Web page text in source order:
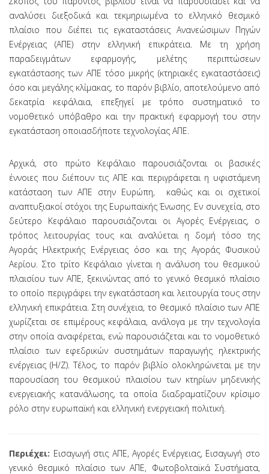
αναλύσει διεξοδικά και τεκμηριωμένα το ελληνικό θεσμικό
πλαίσιο που διέπει τις εγκαταστάσεις Ανανεώσιμων Πηγών
Ενέργειας (ΑΠΕ) στην ελληνική επικράτεια. Με τη χρήση
παραδειγμάτων εφαρμογής, μελέτης περιπτώσεων
εγκατάστασης των ΑΠΕ τόσο μικρής (κτηριακές εγκαταστάσεις)
όσο και μεγάλης κλίμακας, το παρόν βιβλίο, αποτελούμενο από
δεκατρία κεφάλαια, επεξηγεί με τρόπο συστηματικό το
νομοθετικό υπόβαθρο και την πρακτική εφαρμογή του στην
εγκατάσταση οποιασδήποτε τεχνολογίας ΑΠΕ.
Αρχικά, στο πρώτο Κεφάλαιο παρουσιάζονται οι βασικές
έννοιες που διέπουν τις ΑΠΕ και περιγράφεται η υφιστάμενη
κατάσταση των ΑΠΕ στην Ευρώπη, καθώς και οι σχετικοί
αναπτυξιακοί στόχοι της Ευρωπαϊκής Ένωσης. Εν συνεχεία, στο
δεύτερο Κεφάλαιο παρουσιάζονται οι Αγορές Ενέργειας, ο
τρόπος λειτουργίας τους και αναλύεται η δομή τόσο της
Αγοράς Ηλεκτρικής Ενέργειας όσο και της Αγοράς Φυσικού
Αερίου. Στο τρίτο Κεφάλαιο γίνεται η ανάλυση του θεσμικού
πλαισίου των ΑΠΕ, ξεκινώντας από το γενικό θεσμικό πλαίσιο
το οποίο περιγράφει την εγκατάσταση και λειτουργία τους στην
ελληνική επικράτεια. Στη συνέχεια, το θεσμικό πλαίσιο των ΑΠΕ
χωρίζεται σε επιμέρους κεφάλαια, ανάλογα με την τεχνολογία
στην οποία αναφέρεται, ενώ παρουσιάζεται και το νομοθετικό
πλαίσιο των εφεδρικών συστημάτων παραγωγής ηλεκτρικής
ενέργειας (Η/Ζ). Τέλος, το παρόν βιβλίο ολοκληρώνεται με την
παρουσίαση του θεσμικού πλαισίου των κτηρίων μηδενικής
ενεργειακής κατανάλωσης, τα οποία διαδραματίζουν κρίσιμο
ρόλο στην ευρωπαϊκή και ελληνική ενεργειακή πολιτική.
Περιέχει: Εισαγωγή στις ΑΠΕ, Αγορές Ενέργειας, Εισαγωγή στο
γενικό θεσμικό πλαίσιο των ΑΠΕ, Φωτοβολταϊκά Συστήματα,